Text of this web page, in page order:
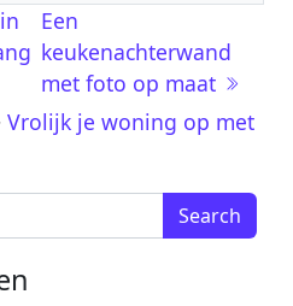
Een
keukenachterwand
met foto op maat
Vrolijk je woning op met